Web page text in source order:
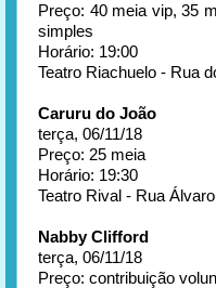
Preço: 40 meia vip, 35
simples
Horário: 19:00
Teatro Riachuelo - Rua
Caruru do João
terça, 06/11/18
Preço: 25 meia
Horário: 19:30
Teatro Rival - Rua
Nabby Clifford
terça, 06/11/18
Preço: contribuição